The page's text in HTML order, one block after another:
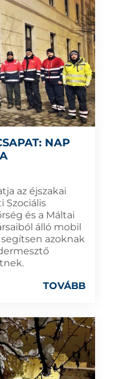
NAP
az éjszakai
Szociális
és a Máltai
álló mobil
azoknak
TOVÁBB